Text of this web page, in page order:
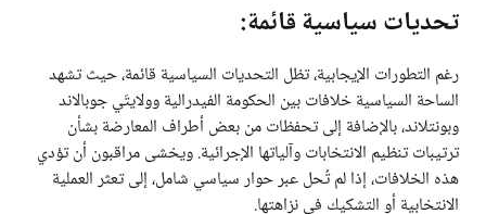
تحديات سياسية قائمة:
رغم التطورات الإيجابية، تظل التحديات السياسية قائمة، حيث تشهد
الساحة السياسية خلافات بين الحكومة الفيدرالية وولايتَي جوبالاند
وبونتلاند، بالإضافة إلى تحفظات من بعض أطراف المعارضة بشأن
ترتيبات تنظيم الانتخابات وآلياتها الإجرائية. ويخشى مراقبون أن تؤدي
هذه الخلافات، إذا لم تُحل عبر حوار سياسي شامل، إلى تعثر العملية
الانتخابية أو التشكيك في نزاهتها.